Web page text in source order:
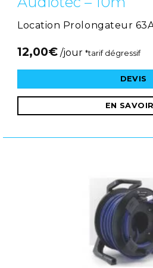
Location Prolongateur 63A
12,00€ /jour *tarif dégressif
DEVIS
EN